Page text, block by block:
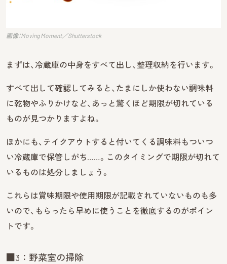
画像：Moving Moment／Shutterstock
まずは、冷蔵庫の中身をすべて出し、整理収納を行います。
すべて出して確認してみると、たまにしか使わない調味料
に乾物やふりかけなど、あっと驚くほど期限が切れている
ものが見つかりますよね。
ほかにも、テイクアウトすると付いてくる調味料もついつ
い冷蔵庫で保管しがち……。このタイミングで期限が切れて
いるものは処分しましょう。
これらは賞味期限や使用期限が記載されていないものも多
いので、もらったら早めに使うことを徹底するのがポイン
トです。
■3：野菜室の掃除